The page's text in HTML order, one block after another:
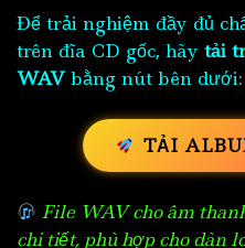
Để trải nghiệm đầy đủ
trên đĩa CD gốc, hãy tải
WAV bằng nút bên dưới:
TẢI
File WAV cho âm
chi tiết, phù hợp cho dàn